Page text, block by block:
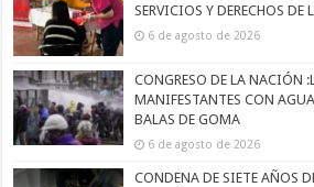
SERVICIOS Y DERECHOS DE
6 de agosto de 2026
CONGRESO DE LA NACIÓN
MANIFESTANTES CON
BALAS DE GOMA
6 de agosto de 2026
CONDENA DE SIETE AÑOS